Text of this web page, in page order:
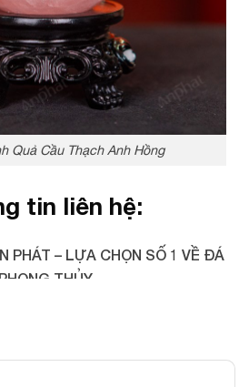
Quả Cầu Thạch Anh Hồng
tin liên hệ:
PHÁT – LỰA CHỌN SỐ 1 VỀ ĐÁ
PHONG THỦY